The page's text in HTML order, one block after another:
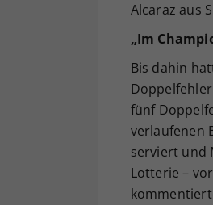
Alcaraz aus
„Im
Bis dahin
fünf
verlaufenen
serviert und
Lotterie –